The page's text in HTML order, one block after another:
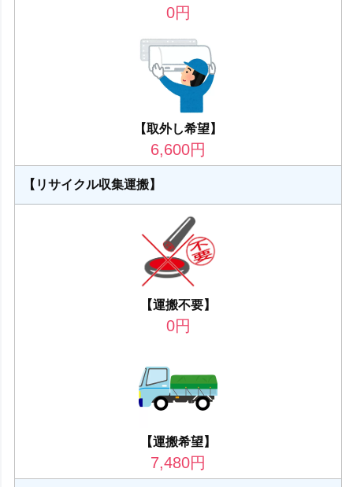
0円
【取外し希望】
6,600円
【リサイクル収集運搬】
【運搬不要】
0円
【運搬希望】
7,480円